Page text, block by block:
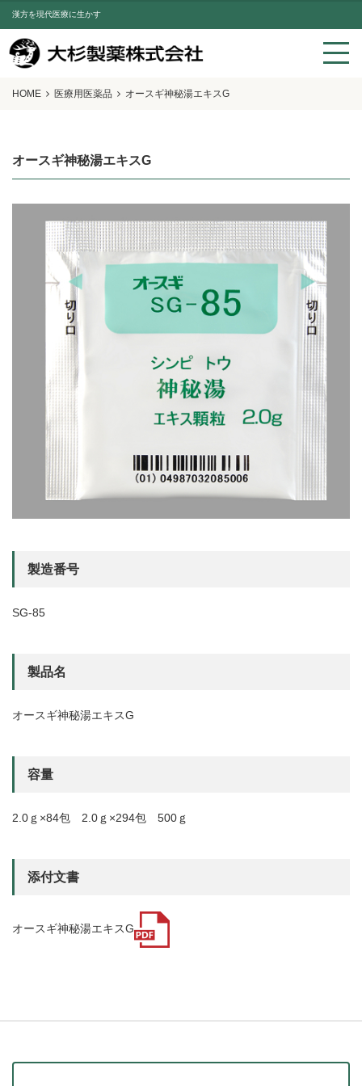
漢方を現代医療に生かす
HOME 医療用医薬品 オースギ神秘湯エキスG
オースギ神秘湯エキスG
製造番号
SG-85
製品名
オースギ神秘湯エキスG
容量
2.0ｇ×84包 2.0ｇ×294包 500ｇ
添付文書
オースギ神秘湯エキスG